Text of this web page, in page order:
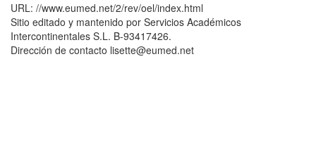
URL: //www.eumed.net/2/rev/oel/index.html
Sitio editado y mantenido por Servicios Académicos
Intercontinentales S.L. B-93417426.
Dirección de contacto lisette@eumed.net